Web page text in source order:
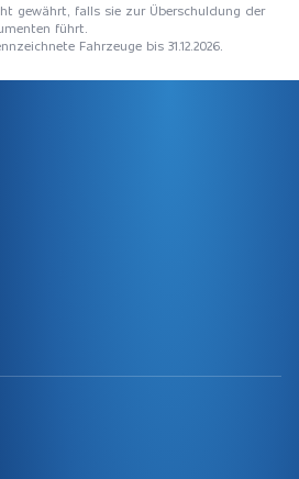
gewährt, falls sie zur Überschuldung der
führt.
Fahrzeuge bis 31.12.2026.